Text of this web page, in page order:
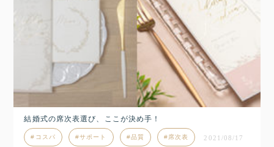
結婚式の席次表選び、ここが決め手！
コスパ サポート 品質 席次表 2021/08/17